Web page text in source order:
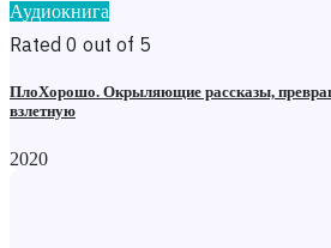
Аудиокнига
Rated 0 out of 5
ПлоХорошо. Окрыляющие рассказы,
взлетную
2020